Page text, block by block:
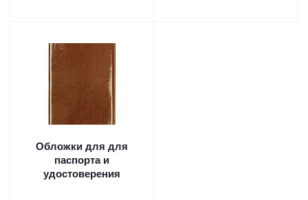
Обложки для для
паспорта и
удостоверения